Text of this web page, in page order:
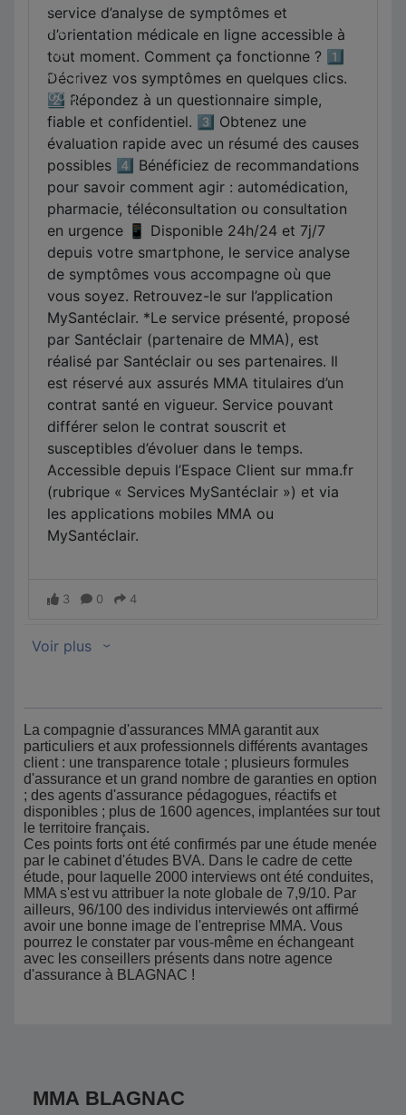
La compagnie d'assurances MMA garantit aux
particuliers et aux professionnels différents avantages
client : une transparence totale ; plusieurs formules
d'assurance et un grand nombre de garanties en option
; des agents d'assurance pédagogues, réactifs et
disponibles ; plus de 1600 agences, implantées sur tout
le territoire français.
Ces points forts ont été confirmés par une étude menée
par le cabinet d'études BVA. Dans le cadre de cette
étude, pour laquelle 2000 interviews ont été conduites,
MMA s'est vu attribuer la note globale de 7,9/10. Par
ailleurs, 96/100 des individus interviewés ont affirmé
avoir une bonne image de l'entreprise MMA. Vous
pourrez le constater par vous-même en échangeant
avec les conseillers présents dans notre agence
d'assurance à BLAGNAC !
MMA BLAGNAC